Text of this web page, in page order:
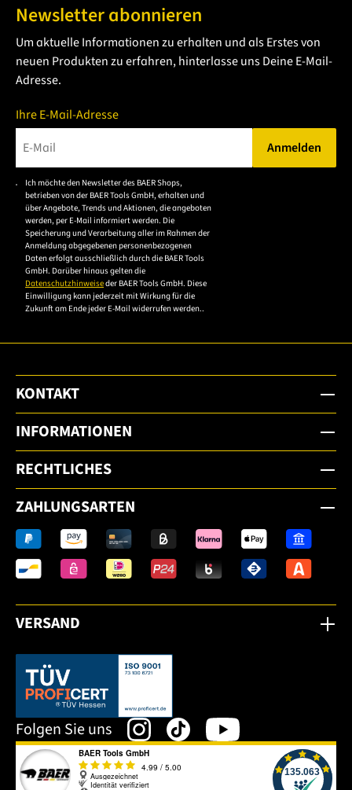
Newsletter abonnieren
Um aktuelle Informationen zu erhalten und als Erstes von
neuen Produkten zu erfahren, hinterlasse uns Deine E-Mail-
Adresse.
Ihre E-Mail-Adresse
Bitte geben Sie eine gültige E-Mail-Adresse ein.
Anmelden
Ich möchte den Newsletter des BAER Shops,
betrieben von der BAER Tools GmbH, erhalten und
über Angebote, Trends und Aktionen, die angeboten
werden, per E-Mail informiert werden. Die
Speicherung und Verarbeitung aller im Rahmen der
Anmeldung abgegebenen personenbezogenen
Daten erfolgt ausschließlich durch die BAER Tools
GmbH. Darüber hinaus gelten die
Datenschutzhinweiseder BAER Tools GmbH. Diese
Einwilligung kann jederzeit mit Wirkung für die
Zukunft am Ende jeder E-Mail widerrufen werden..
KONTAKT
INFORMATIONEN
RECHTLICHES
ZAHLUNGSARTEN
VERSAND
Dieser Link öffnet sich in einem neuen Tab.
Folgen Sie uns